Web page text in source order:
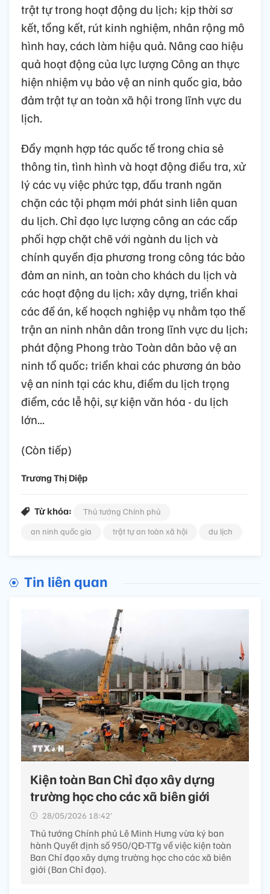
trật tự trong hoạt động du lịch; kịp thời sơ
kết, tổng kết, rút kinh nghiệm, nhân rộng mô
hình hay, cách làm hiệu quả. Nâng cao hiệu
quả hoạt động của lực lượng Công an thực
hiện nhiệm vụ bảo vệ an ninh quốc gia, bảo
đảm trật tự an toàn xã hội trong lĩnh vực du
lịch.
Đẩy mạnh hợp tác quốc tế trong chia sẻ
thông tin, tình hình và hoạt động điều tra, xử
lý các vụ việc phức tạp, đấu tranh ngăn
chặn các tội phạm mới phát sinh liên quan
du lịch. Chỉ đạo lực lượng công an các cấp
phối hợp chặt chẽ với ngành du lịch và
chính quyền địa phương trong công tác bảo
đảm an ninh, an toàn cho khách du lịch và
các hoạt động du lịch; xây dựng, triển khai
các đề án, kế hoạch nghiệp vụ nhằm tạo thế
trận an ninh nhân dân trong lĩnh vực du lịch;
phát động Phong trào Toàn dân bảo vệ an
ninh tổ quốc; triển khai các phương án bảo
vệ an ninh tại các khu, điểm du lịch trọng
điểm, các lễ hội, sự kiện văn hóa - du lịch
lớn...
(Còn tiếp)
Trương Thị Diệp
Từ khóa:
Thủ tướng Chính phủ
an ninh quốc gia
trật tự an toàn xã hội du lịch
Tin liên quan
Kiện toàn Ban Chỉ đạo xây dựng
trường học cho các xã biên giới
28/05/2026 18:42’
Thủ tướng Chính phủ Lê Minh Hưng vừa ký ban
hành Quyết định số 950/QĐ-TTg về việc kiện toàn
Ban Chỉ đạo xây dựng trường học cho các xã biên
giới (Ban Chỉ đạo).